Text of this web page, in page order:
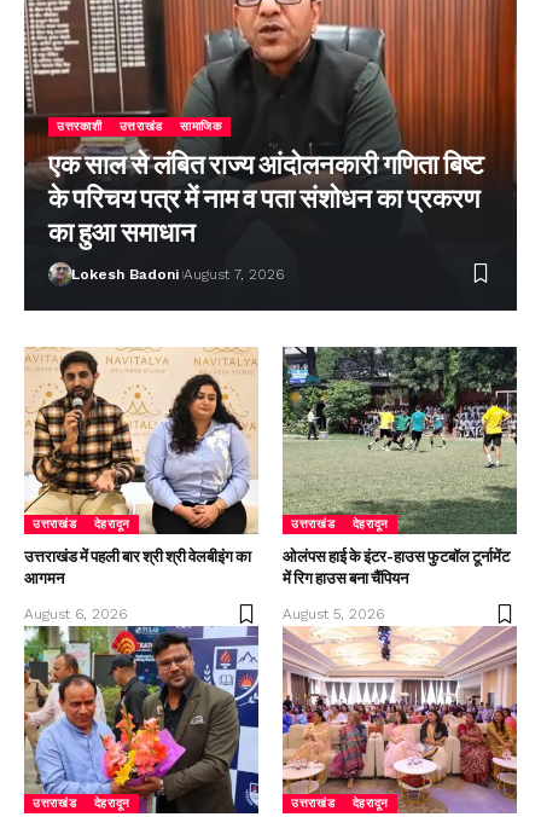
उत्तरकाशी उत्तराखंड सामाजिक
एक साल से लंबित राज्य आंदोलनकारी गणिता बिष्ट
के परिचय पत्र में नाम व पता संशोधन का प्रकरण
का हुआ समाधान
Lokesh Badoni August 7, 2026
उत्तराखंड देहरादून
उत्तराखंड में पहली बार श्री श्री वेलबीइंग का
आगमन
August 6, 2026
उत्तराखंड देहरादून
ओलंपस हाई के इंटर-हाउस फुटबॉल टूर्नामेंट
में रिग हाउस बना चैंपियन
August 5, 2026
उत्तराखंड देहरादून उत्तराखंड देहरादून